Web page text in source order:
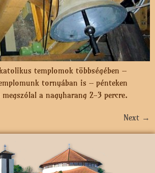
templomok többségében –
tornyában is – pénteken
a nagyharang 2-3 percre.
Next →